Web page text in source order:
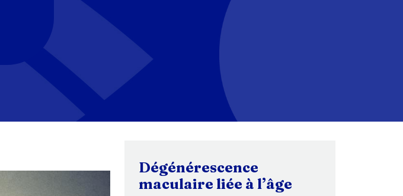
Dégénérescence
maculaire liée à l’âge